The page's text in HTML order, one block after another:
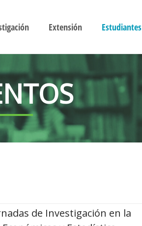
Extensión Estudiantes
de Investigación en la